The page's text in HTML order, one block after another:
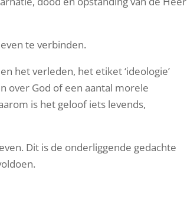
te verbinden.
het verleden, het etiket ‘ideologie’
over God of een aantal morele
is het geloof iets levends,
Dit is de onderliggende gedachte